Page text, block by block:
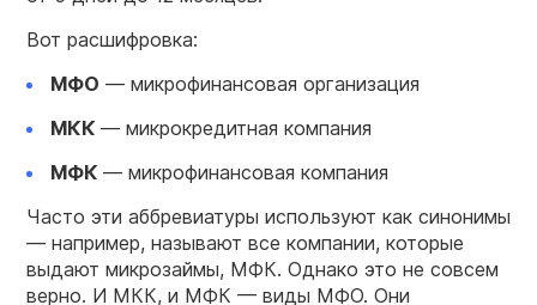
Вот расшифровка:
МФО — микрофинансовая организация
МКК — микрокредитная компания
МФК — микрофинансовая компания
Часто эти аббревиатуры используют как синонимы
— например, называют все компании, которые
выдают микрозаймы, МФК. Однако это не совсем
верно. И МКК, и МФК — виды МФО. Они